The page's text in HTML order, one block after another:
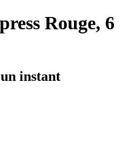
Rouge, 6
instant